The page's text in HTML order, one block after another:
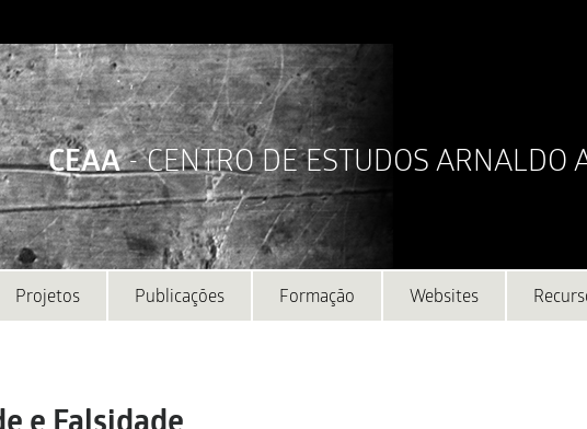
CEAA- CENTRO DE ESTUDOS ARNALDO
Projetos Publicações Formação Websites